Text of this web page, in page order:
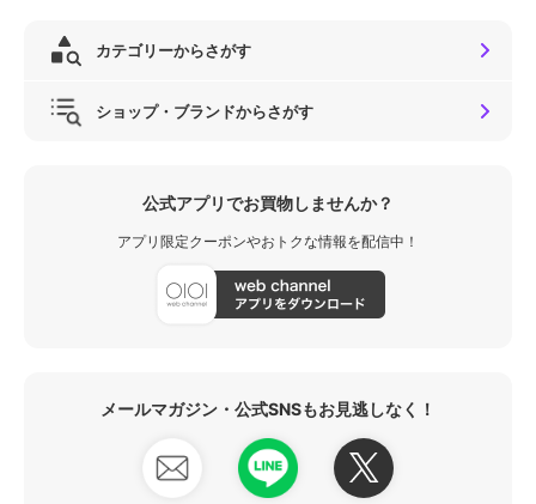
カテゴリーからさがす
ショップ・ブランドからさがす
公式アプリでお買物しませんか？
アプリ限定クーポンやおトクな情報を配信中！
メールマガジン・公式SNSもお見逃しなく！